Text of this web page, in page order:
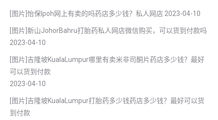
[图片]怡保lpoh网上有卖的吗药店多少钱？私人网店 2023-04-10
[图片]新山JohorBahru打胎药私人网店微信购买，可以货到付款吗
2023-04-10
[图片]吉隆坡KualaLumpur哪里有卖米非司酮片药店多少钱？最好
可以货到付款
2023-04-10
[图片]吉隆坡KualaLumpur打胎药多少钱药店多少钱？最好可以货
到付款